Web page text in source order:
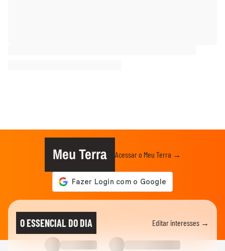
Meu Terra Acessar o Meu Terra →
O ESSENCIAL DO DIA Editar interesses →